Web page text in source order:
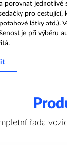
porovnat jednotlivé
pro cestující,
látky atd.).
je při výběru
řada